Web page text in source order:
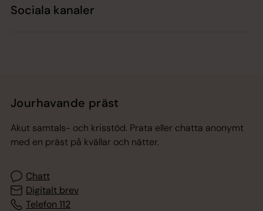
Sociala kanaler
Jourhavande präst
Akut samtals- och krisstöd. Prata eller chatta anonymt
med en präst på kvällar och nätter.
Chatt
Digitalt brev
Telefon 112